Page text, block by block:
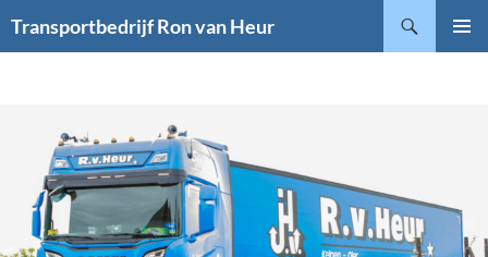
naar
Transportbedrijf Ron van Heur